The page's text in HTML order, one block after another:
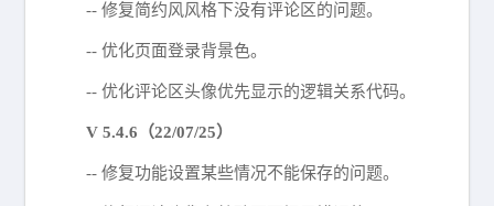
-- 修复简约风风格下没有评论区的问题。
-- 优化页面登录背景色。
-- 优化评论区头像优先显示的逻辑关系代码。
V 5.4.6（22/07/25）
-- 修复功能设置某些情况不能保存的问题。